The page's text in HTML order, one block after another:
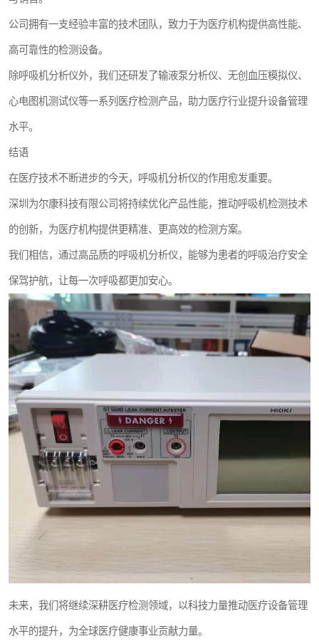
公司拥有一支经验丰富的技术团队，致力于为医疗机构提供高性能、
高可靠性的检测设备。
除呼吸机分析仪外，我们还研发了输液泵分析仪、无创血压模拟仪、
心电图机测试仪等一系列医疗检测产品，助力医疗行业提升设备管理
水平。
结语
在医疗技术不断进步的今天，呼吸机分析仪的作用愈发重要。
深圳为尔康科技有限公司将持续优化产品性能，推动呼吸机检测技术
的创新，为医疗机构提供更精准、更高效的检测方案。
我们相信，通过高品质的呼吸机分析仪，能够为患者的呼吸治疗安全
保驾护航，让每一次呼吸都更加安心。
未来，我们将继续深耕医疗检测领域，以科技力量推动医疗设备管理
水平的提升，为全球医疗健康事业贡献力量。